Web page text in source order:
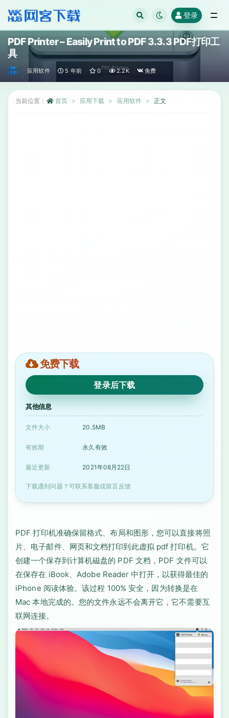
登录
PDF Printer – Easily Print to PDF 3.3.3 PDF打印工
具
应用软件 5 年前 0 2.2K 免费
当前位置： 首页 应用下载 应用软件 正文
免费下载
登录后下载
其他信息
文件大小 20.5MB
有效期 永久有效
最近更新 2021年08月22日
下载遇到问题？可联系客服或留言反馈
PDF 打印机准确保留格式、布局和图形，您可以直接将照
片、电子邮件、网页和文档打印到此虚拟 pdf 打印机。它
创建一个保存到计算机磁盘的 PDF 文档，PDF 文件可以
在保存在 iBook、Adobe Reader 中打开，以获得最佳的
iPhone 阅读体验。该过程 100% 安全，因为转换是在
Mac 本地完成的。您的文件永远不会离开它，它不需要互
联网连接。
全部